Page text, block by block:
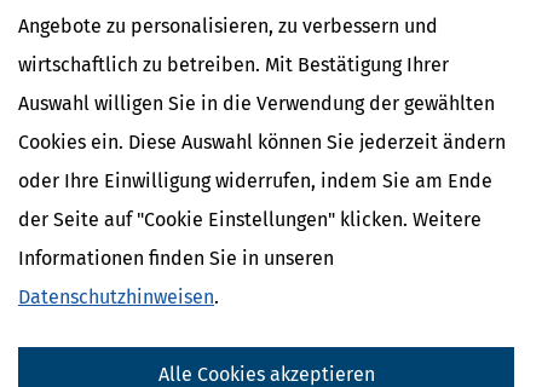
Angebote zu personalisieren, zu verbessern und
wirtschaftlich zu betreiben. Mit Bestätigung Ihrer
Auswahl willigen Sie in die Verwendung der gewählten
Cookies ein. Diese Auswahl können Sie jederzeit ändern
oder Ihre Einwilligung widerrufen, indem Sie am Ende
der Seite auf "Cookie Einstellungen" klicken. Weitere
Informationen finden Sie in unseren
Datenschutzhinweisen.
Alle Cookies akzeptieren